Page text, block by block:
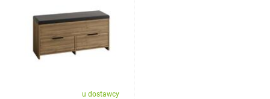
u dostawcy